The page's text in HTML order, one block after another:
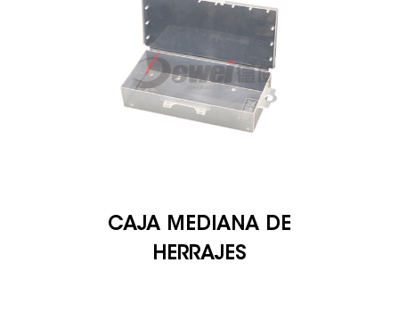
CAJA MEDIANA DE
HERRAJES